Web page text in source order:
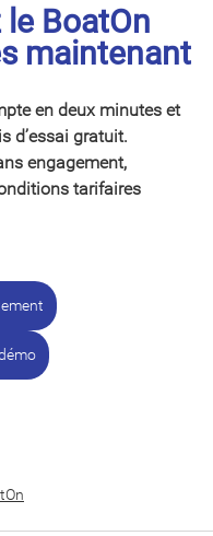
le BoatOn
maintenant
en deux minutes et
d’essai gratuit.
engagement,
tarifaires